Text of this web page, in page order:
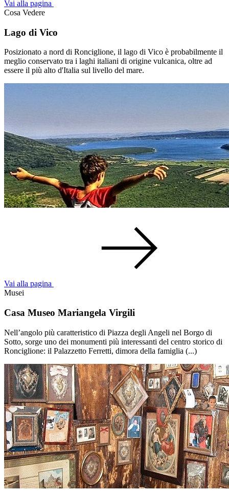
Vai alla pagina
Cosa Vedere
Lago di Vico
Posizionato a nord di Ronciglione, il lago di Vico è probabilmente il
meglio conservato tra i laghi italiani di origine vulcanica, oltre ad
essere il più alto d'Italia sul livello del mare.
Vai alla pagina
Musei
Casa Museo Mariangela Virgili
Nell’angolo più caratteristico di Piazza degli Angeli nel Borgo di
Sotto, sorge uno dei monumenti più interessanti del centro storico di
Ronciglione: il Palazzetto Ferretti, dimora della famiglia (...)